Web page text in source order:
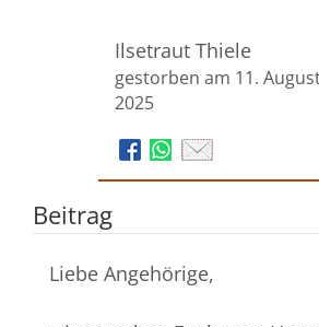
Ilsetraut Thiele
gestorben am 11.
2025
Beitrag
Liebe Angehörige,